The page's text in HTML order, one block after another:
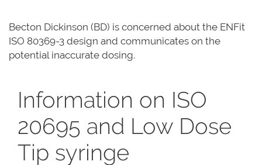
Becton Dickinson (BD) is concerned about the ENFit
ISO 80369-3 design and communicates on the
potential inaccurate dosing.
Information on ISO
20695 and Low Dose
Tip syringe